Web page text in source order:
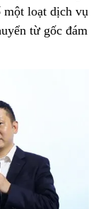
một loạt dịch vụ
từ gốc đám